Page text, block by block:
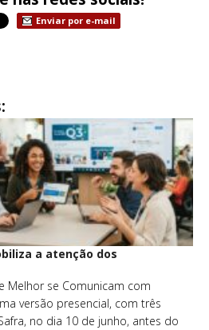
Enviar por e-mail
a atenção dos
Melhor se Comunicam com
versão presencial, com três
no dia 10 de junho, antes do